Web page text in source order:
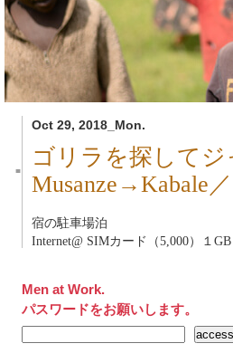
Oct 29, 2018_Mon.
■
ゴリラを探して
Musanze→Kabale
宿の駐車場泊
Internet@ SIMカード（5,000）１
Men at Work.
パスワードをお願いします。